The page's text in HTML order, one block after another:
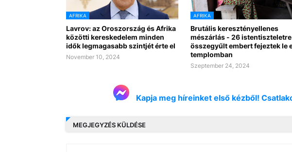
AFRIKA
Lavrov: az Oroszország és Afrika
közötti kereskedelem minden
idők legmagasabb szintjét érte el
November 10, 2024
AFRIKA
Brutális keresztényellenes
mészárlás - 26 istentiszteletre
összegyűlt embert fejeztek le
templomban
Szeptember 24, 2024
Kapja meg híreinket első kézből!
MEGJEGYZÉS KÜLDÉSE